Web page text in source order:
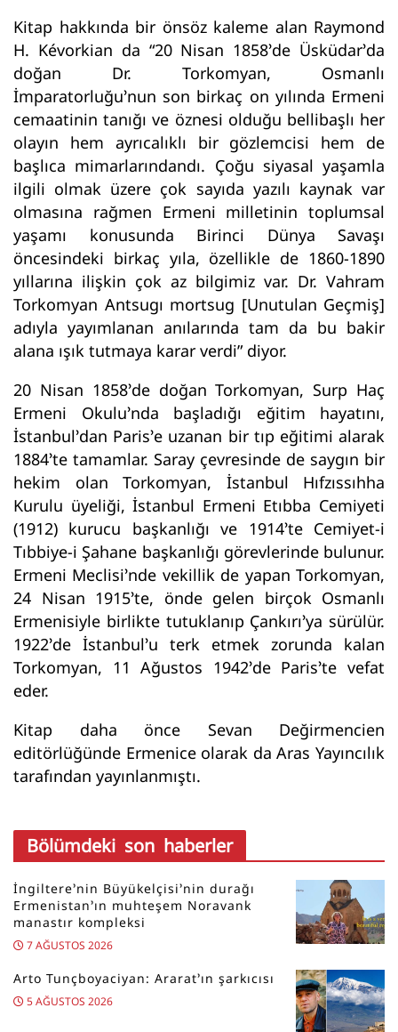
Kitap hakkında bir önsöz kaleme alan Raymond
H. Kévorkian da “20 Nisan 1858’de Üsküdar’da
doğan Dr. Torkomyan, Osmanlı
İmparatorluğu’nun son birkaç on yılında Ermeni
cemaatinin tanığı ve öznesi olduğu bellibaşlı her
olayın hem ayrıcalıklı bir gözlemcisi hem de
başlıca mimarlarındandı. Çoğu siyasal yaşamla
ilgili olmak üzere çok sayıda yazılı kaynak var
olmasına rağmen Ermeni milletinin toplumsal
yaşamı konusunda Birinci Dünya Savaşı
öncesindeki birkaç yıla, özellikle de 1860-1890
yıllarına ilişkin çok az bilgimiz var. Dr. Vahram
Torkomyan Antsugı mortsug [Unutulan Geçmiş]
adıyla yayımlanan anılarında tam da bu bakir
alana ışık tutmaya karar verdi” diyor.
20 Nisan 1858’de doğan Torkomyan, Surp Haç
Ermeni Okulu’nda başladığı eğitim hayatını,
İstanbul’dan Paris’e uzanan bir tıp eğitimi alarak
1884’te tamamlar. Saray çevresinde de saygın bir
hekim olan Torkomyan, İstanbul Hıfzıssıhha
Kurulu üyeliği, İstanbul Ermeni Etıbba Cemiyeti
(1912) kurucu başkanlığı ve 1914’te Cemiyet-i
Tıbbiye-i Şahane başkanlığı görevlerinde bulunur.
Ermeni Meclisi’nde vekillik de yapan Torkomyan,
24 Nisan 1915’te, önde gelen birçok Osmanlı
Ermenisiyle birlikte tutuklanıp Çankırı’ya sürülür.
1922’de İstanbul’u terk etmek zorunda kalan
Torkomyan, 11 Ağustos 1942’de Paris’te vefat
eder.
Kitap daha önce Sevan Değirmencien
editörlüğünde Ermenice olarak da Aras Yayıncılık
tarafından yayınlanmıştı.
Bölümdeki son haberler
İngiltere’nin Büyükelçisi’nin durağı
Ermenistan’ın muhteşem Noravank
manastır kompleksi
7 AĞUSTOS 2026
Arto Tunçboyaciyan: Ararat’ın şarkıcısı
5 AĞUSTOS 2026